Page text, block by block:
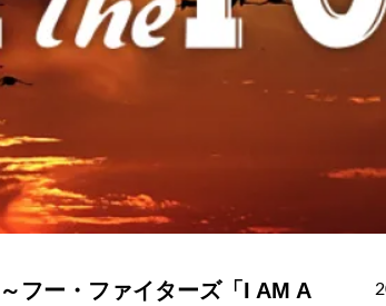
フー・ファイターズ「I AM A